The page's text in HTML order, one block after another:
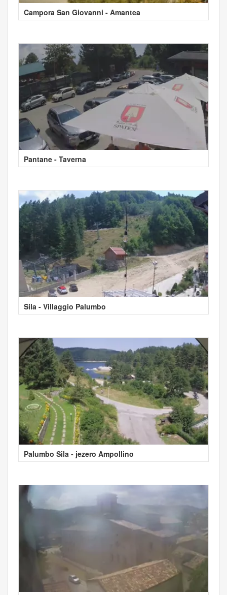
Campora San Giovanni - Amantea
Pantane - Taverna
Sila - Villaggio Palumbo
Palumbo Sila - jezero Ampollino